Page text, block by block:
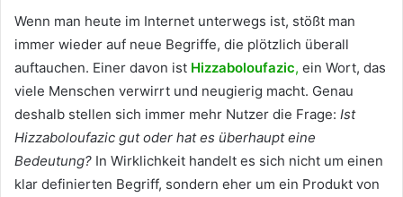
Wenn man heute im Internet unterwegs ist, stößt man
immer wieder auf neue Begriffe, die plötzlich überall
auftauchen. Einer davon ist Hizzaboloufazic, ein Wort, das
viele Menschen verwirrt und neugierig macht. Genau
deshalb stellen sich immer mehr Nutzer die Frage: Ist
Hizzaboloufazic gut oder hat es überhaupt eine
Bedeutung? In Wirklichkeit handelt es sich nicht um einen
klar definierten Begriff, sondern eher um ein Produkt von